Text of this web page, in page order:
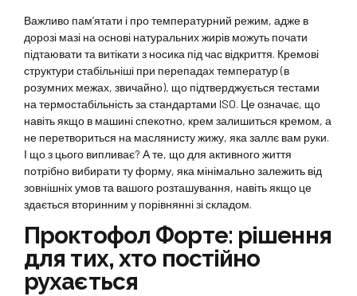
Важливо пам’ятати і про температурний режим, адже в
дорозі мазі на основі натуральних жирів можуть почати
підтаювати та витікати з носика під час відкриття. Кремові
структури стабільніші при перепадах температур (в
розумних межах, звичайно), що підтверджується тестами
на термостабільність за стандартами ISO. Це означає, що
навіть якщо в машині спекотно, крем залишиться кремом, а
не перетвориться на маслянисту жижу, яка заллє вам руки.
І що з цього випливає? А те, що для активного життя
потрібно вибирати ту форму, яка мінімально залежить від
зовнішніх умов та вашого розташування, навіть якщо це
здається вторинним у порівнянні зі складом.
Проктофол Форте: рішення
для тих, хто постійно
рухається